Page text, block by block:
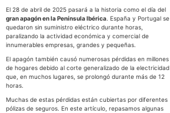
El 28 de abril de 2025 pasará a la historia como el día del
gran apagón en la Península Ibérica . España y Portugal se
quedaron sin suministro eléctrico durante horas,
paralizando la actividad económica y comercial de
innumerables empresas, grandes y pequeñas.
El apagón también causó numerosas pérdidas en millones
de hogares debido al corte generalizado de la electricidad
que, en muchos lugares, se prolongó durante más de 12
horas.
Muchas de estas pérdidas están cubiertas por diferentes
pólizas de seguros. En este artículo, repasamos algunas